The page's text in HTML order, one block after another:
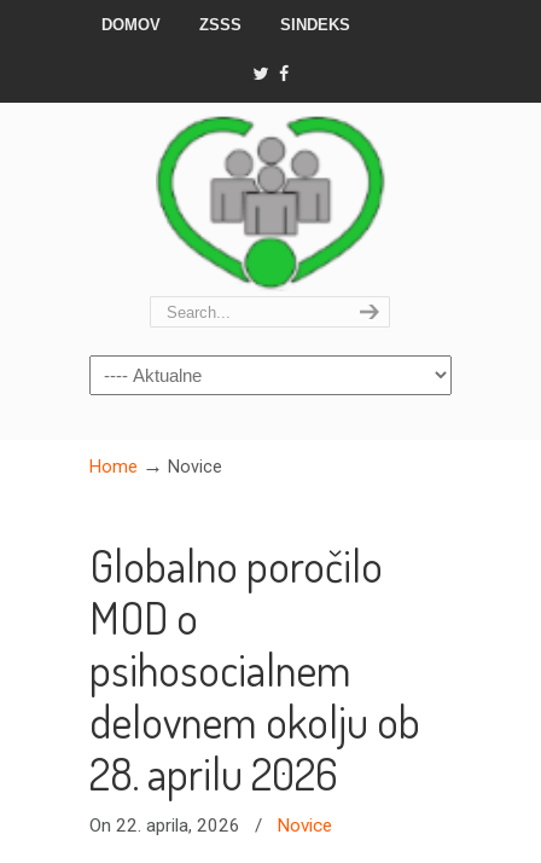
DOMOV ZSSS SINDEKS
Navigation
Home → Novice
Globalno poročilo
MOD o
psihosocialnem
delovnem okolju ob
28. aprilu 2026
On 22. aprila, 2026 / Novice